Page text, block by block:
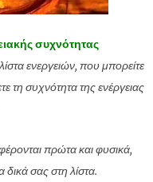
συχνότητας
ενεργειών, που μπορείτε
τη συχνότητα της ενέργειας
πρώτα και φυσικά,
δικά σας στη λίστα.